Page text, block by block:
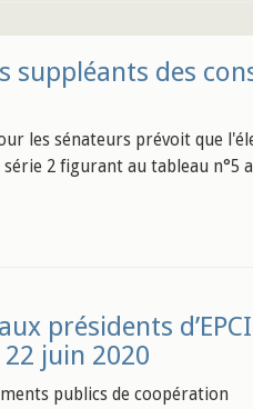
suppléants des
les sénateurs prévoit que
2 figurant au tableau n°5
présidents
juin 2020
publics de coopération